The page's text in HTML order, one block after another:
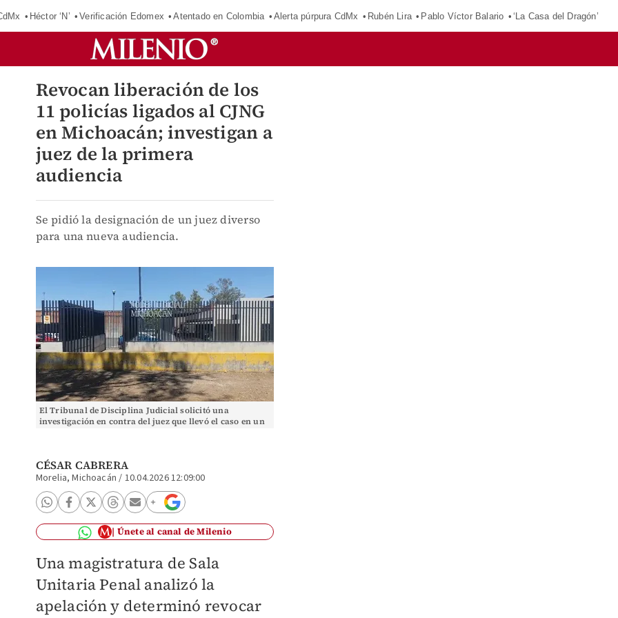
Héctor ‘N’ Verificación Edomex Atentado en Colombia Alerta púrpura CdMx Rubén Lira Pablo Víctor Balario ‘La Casa del Dragón’
Revocan liberación de los
11 policías ligados al CJNG
en Michoacán; investigan a
juez de la primera
audiencia
Se pidió la designación de un juez diverso
para una nueva audiencia.
El Tribunal de Disciplina Judicial solicitó una
investigación en contra del juez que llevó el caso en un
CÉSAR CABRERA
Morelia, Michoacán / 10.04.2026 12:09:00
Únete al canal de Milenio
Una magistratura de Sala
Unitaria Penal analizó la
apelación y determinó revocar